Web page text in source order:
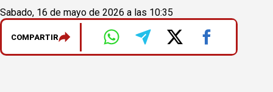
Sabado, 16 de mayo de 2026 a las 10:35
COMPARTIR